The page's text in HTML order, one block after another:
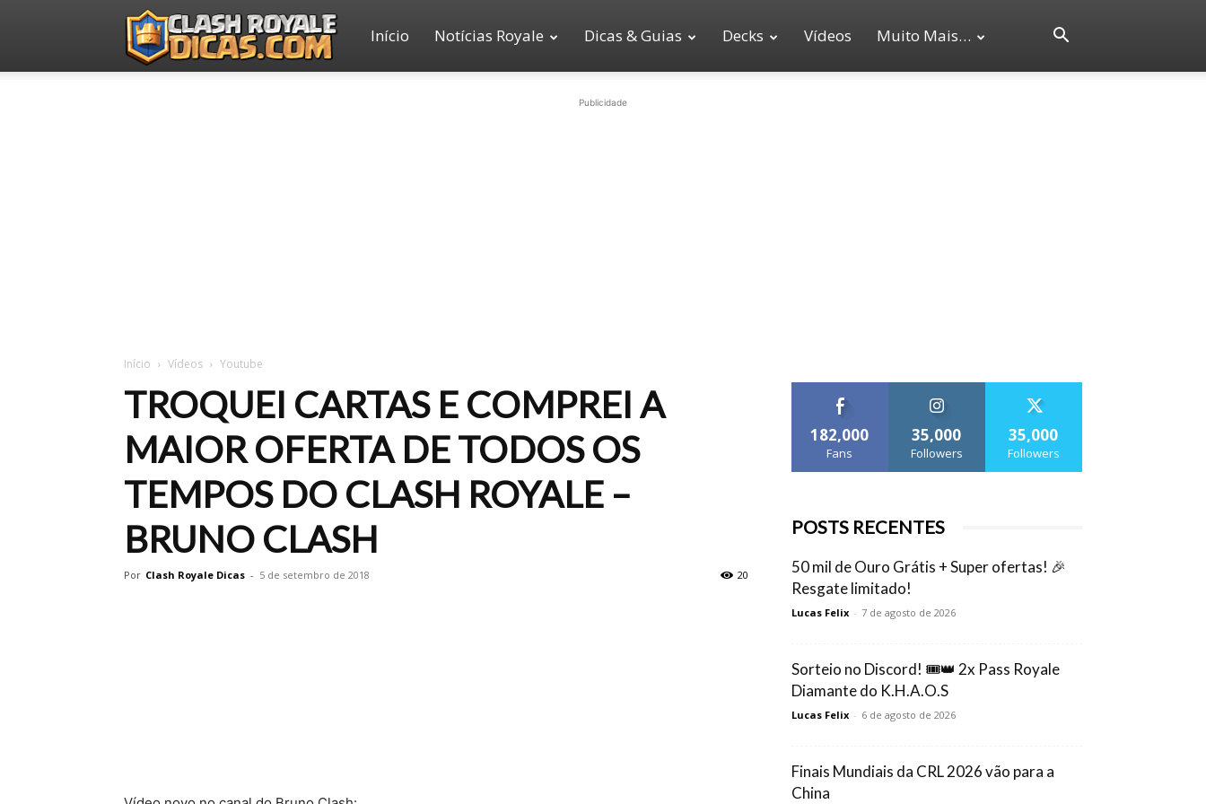
Clash
Início Notícias Royale Dicas & Guias Decks Vídeos Muito Mais…
Publicidade
Início Vídeos Youtube
TROQUEI CARTAS E COMPREI A
MAIOR OFERTA DE TODOS OS
TEMPOS DO CLASH ROYALE –
BRUNO CLASH
Por Clash Royale Dicas - 5 de setembro de 2018 20
182,000
Fans
35,000
Followers
35,000
Followers
POSTS RECENTES
50 mil de Ouro Grátis + Super ofertas! 🎉
Resgate limitado!
Lucas Felix - 7 de agosto de 2026
Sorteio no Discord! 🎟️👑 2x Pass Royale
Diamante do K.H.A.O.S
Lucas Felix - 6 de agosto de 2026
Finais Mundiais da CRL 2026 vão para a
China